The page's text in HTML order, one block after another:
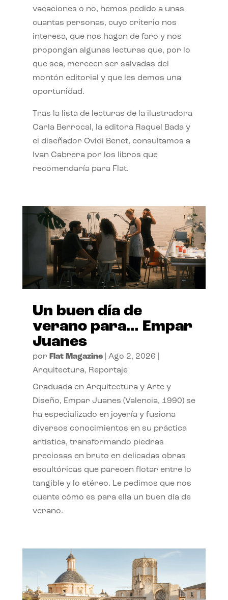
vacaciones o no, hemos pedido a unas
cuantas personas, cuyo criterio nos
interesa, que nos hagan de faro y nos
propongan algunas lecturas que, por lo
que sea, merecen ser salvadas del
montón editorial y que les demos una
oportunidad.
Tras la lista de lecturas de la ilustradora
Carla Berrocal, la editora Raquel Bada y
el diseñador Ovidi Benet, consultamos a
Ivan Cabrera por los libros que
recomendaría para Flat.
Un buen día de
verano para… Empar
Juanes
por Flat Magazine| Ago 2, 2026
Arquitectura, Reportaje
Graduada en Arquitectura y Arte y
Diseño, Empar Juanes (Valencia, 1990) se
ha especializado en joyería y fusiona
diversos conocimientos en su práctica
artística, transformando piedras
preciosas en bruto en delicadas obras
escultóricas que parecen flotar entre lo
tangible y lo etéreo. Le pedimos que nos
cuente cómo es para ella un buen día de
verano.